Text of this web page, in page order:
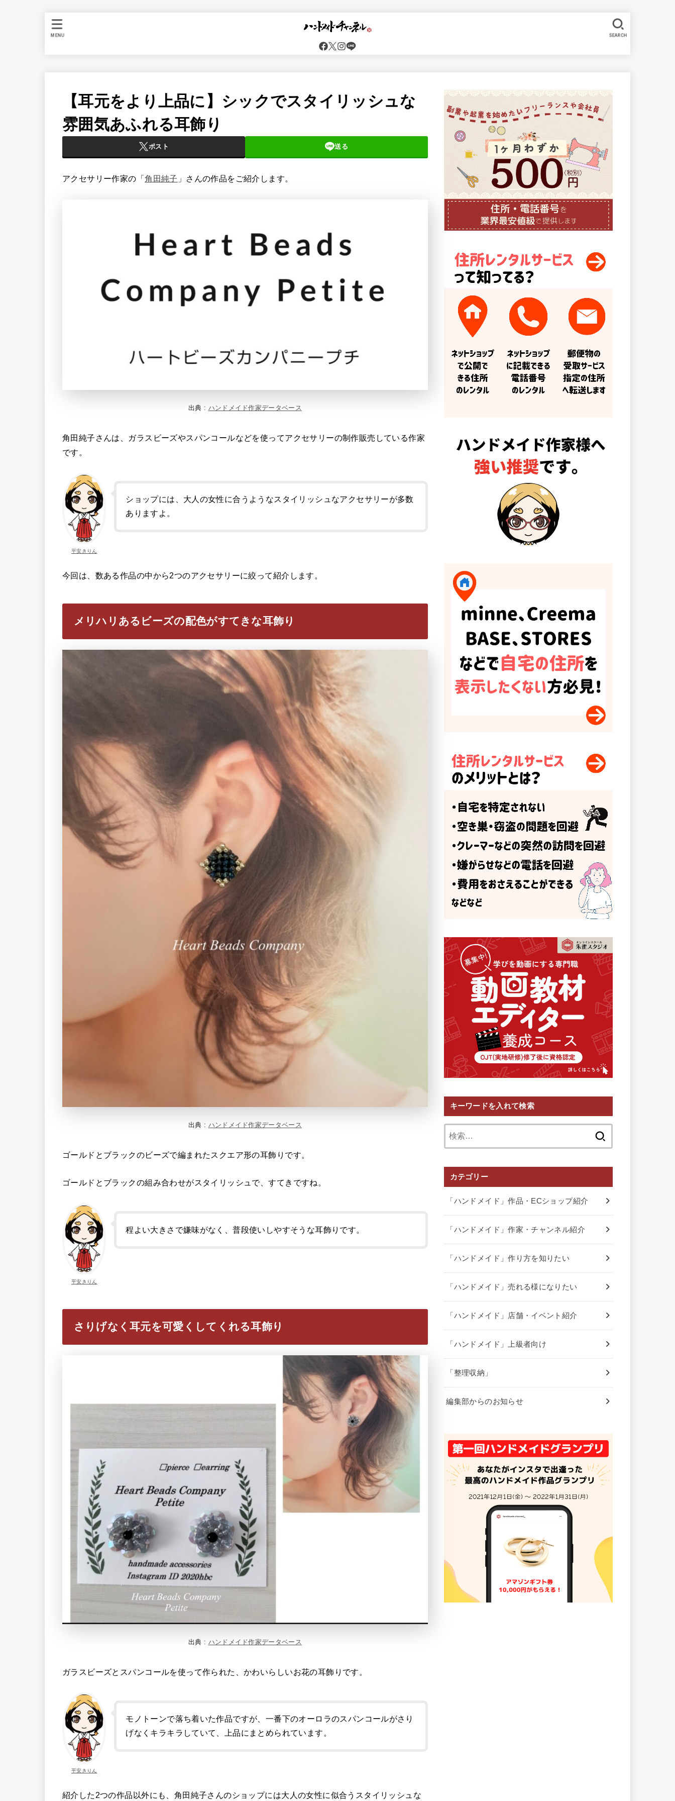
SEARCH
MENU
【耳元をより上品に】シックでスタイリッシュな
雰囲気あふれる耳飾り
ポスト 送る
アクセサリー作家の「角田純子 」さんの作品をご紹介します。
出典 : ハンドメイド作家データベース
角田純子さんは、ガラスビーズやスパンコールなどを使ってアクセサリーの制作販売している作家
です。
平安きりん
ショップには、大人の女性に合うようなスタイリッシュなアクセサリーが多数
ありますよ。
今回は、数ある作品の中から2つのアクセサリーに絞って紹介します。
メリハリあるビーズの配色がすてきな耳飾り
出典 : ハンドメイド作家データベース
ゴールドとブラックのビーズで編まれたスクエア形の耳飾りです。
ゴールドとブラックの組み合わせがスタイリッシュで、すてきですね。
平安きりん
程よい大きさで嫌味がなく、普段使いしやすそうな耳飾りです。
さりげなく耳元を可愛くしてくれる耳飾り
出典 : ハンドメイド作家データベース
ガラスビーズとスパンコールを使って作られた、かわいらしいお花の耳飾りです。
平安きりん
モノトーンで落ち着いた作品ですが、一番下のオーロラのスパンコールがさり
げなくキラキラしていて、上品にまとめられています。
紹介した2つの作品以外にも、角田純子さんのショップには大人の女性に似合うスタイリッシュな
キーワードを入れて検索
カテゴリー
「ハンドメイド」作品・ECショップ紹介
「ハンドメイド」作家・チャンネル紹介
「ハンドメイド」作り方を知りたい
「ハンドメイド」売れる様になりたい
「ハンドメイド」店舗・イベント紹介
「ハンドメイド」上級者向け
「整理収納」
編集部からのお知らせ